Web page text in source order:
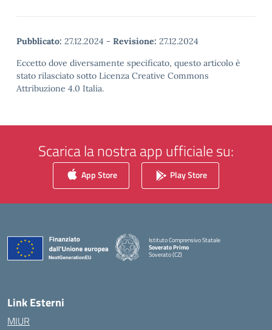
Pubblicato: 27.12.2024 - Revisione: 27.12.2024
Eccetto dove diversamente specificato, questo articolo è
stato rilasciato sotto Licenza Creative Commons
Attribuzione 4.0 Italia.
Scarica la nostra app ufficiale su:
App Store Play Store
Istituto Comprensivo Statale
Soverato Primo
Soverato (CZ)
Link Esterni
MIUR